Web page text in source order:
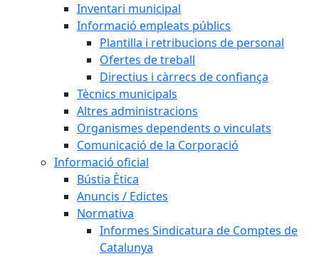
Inventari municipal
Informació empleats públics
Plantilla i retribucions de personal
Ofertes de treball
Directius i càrrecs de confiança
Tècnics municipals
Altres administracions
Organismes dependents o vinculats
Comunicació de la Corporació
Informació oficial
Bústia Ètica
Anuncis / Edictes
Normativa
Informes Sindicatura de Comptes de
Catalunya